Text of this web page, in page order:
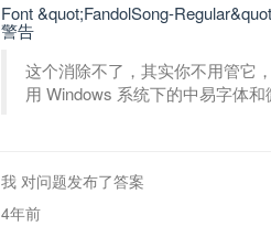
Font &quot;FandolSong-
警告
这个消除不了，其实你不用管它
用 Windows 系统下的中易字体和
我 对问题发布了答案
4年前